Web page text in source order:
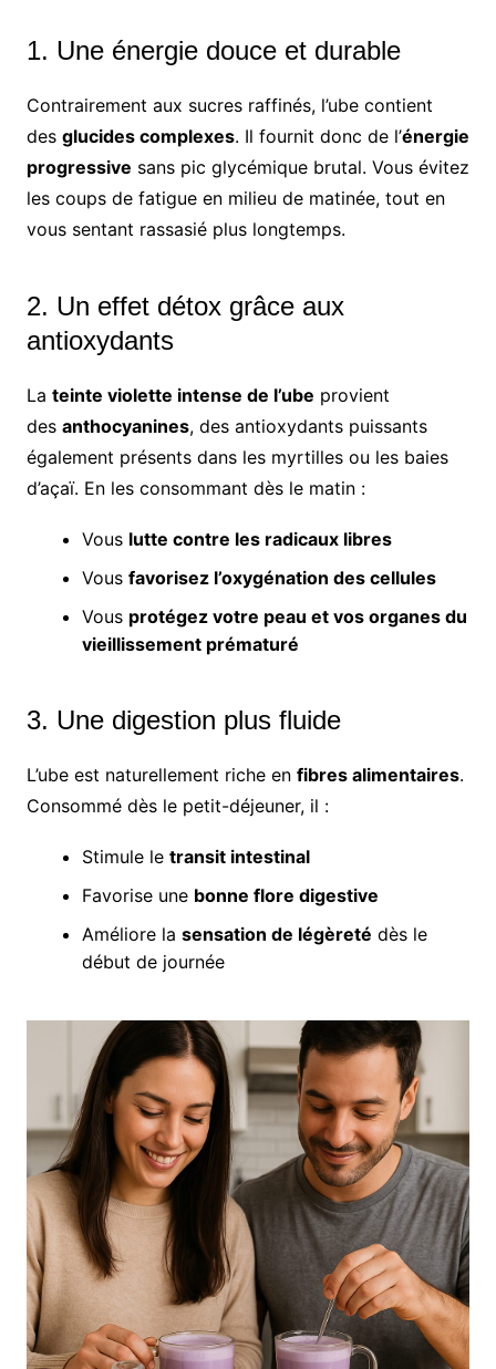
1. Une énergie douce et durable
Contrairement aux sucres raffinés, l’ube contient
des glucides complexes. Il fournit donc de l’énergie
progressive sans pic glycémique brutal. Vous évitez
les coups de fatigue en milieu de matinée, tout en
vous sentant rassasié plus longtemps.
2. Un effet détox grâce aux
antioxydants
La teinte violette intense de l’ube provient
des anthocyanines, des antioxydants puissants
également présents dans les myrtilles ou les baies
d’açaï. En les consommant dès le matin :
Vous lutte contre les radicaux libres
Vous favorisez l’oxygénation des cellules
Vous protégez votre peau et vos organes du
vieillissement prématuré
3. Une digestion plus fluide
L’ube est naturellement riche en fibres alimentaires.
Consommé dès le petit-déjeuner, il :
Stimule le transit intestinal
Favorise une bonne flore digestive
Améliore la sensation de légèreté dès le
début de journée